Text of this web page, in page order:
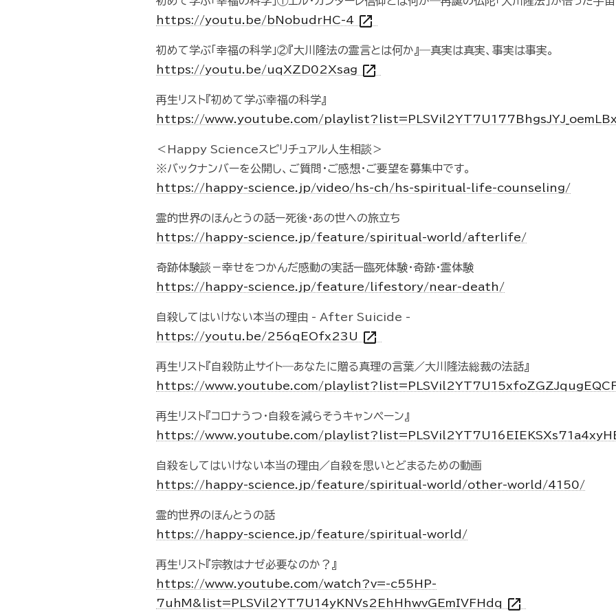
https://youtu.be/bNobudrHC-4 open_in_new
初めて学ぶ「幸福の科学」②『大川隆法の霊言とは何か』―真実は真実、事実は事実。
https://youtu.be/uqXZD02Xsag open_in_new
再生リスト『初めて学ぶ幸福の科学』
https://www.youtube.com/
＜Happy Scienceスピリチュアル人生相談＞
※バックナンバーを公開し、ご質問・ご感想・ご要望を募集中です。
https://happy-science.jp/video/hs-ch/hs-spiritual-life-counseling/
霊的世界のほんとうの話ー死後・あの世への旅立ち
https://happy-science.jp/feature/spiritual-world/afterlife/
奇跡体験談－幸せをつかんだ感動の実話ー臨死体験・奇跡・霊体験
https://happy-science.jp/feature/lifestory/near-death/
自殺してはいけない本当の理由 - After Suicide -
https://youtu.be/256qEOfx23U
open_in_new
再生リスト『自殺防止サイト―あなたに贈る真理の言葉／大川隆法総裁の法話』
https://www.youtube.com/
再生リスト『コロナうつ・自殺を減らそうキャンペーン』
https://www.youtube.com/
自殺をしてはいけない本当の理由／自殺を思いとどまるための動画
https://happy-science.jp/feature/spiritual-world/other-world/4150/
霊的世界のほんとうの話
https://happy-science.jp/feature/spiritual-world/
再生リスト『宗教はナゼ必要なのか？』
https://www.youtube.com/watch?v=-c55HP-
7uhM&list=PLSVil2YT7U14yKNVs2EhHhwvGEmIVFHdq
open_in_new